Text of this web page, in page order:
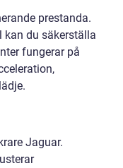
prestanda.
kan du säkerställa
fungerar på
Jaguar.